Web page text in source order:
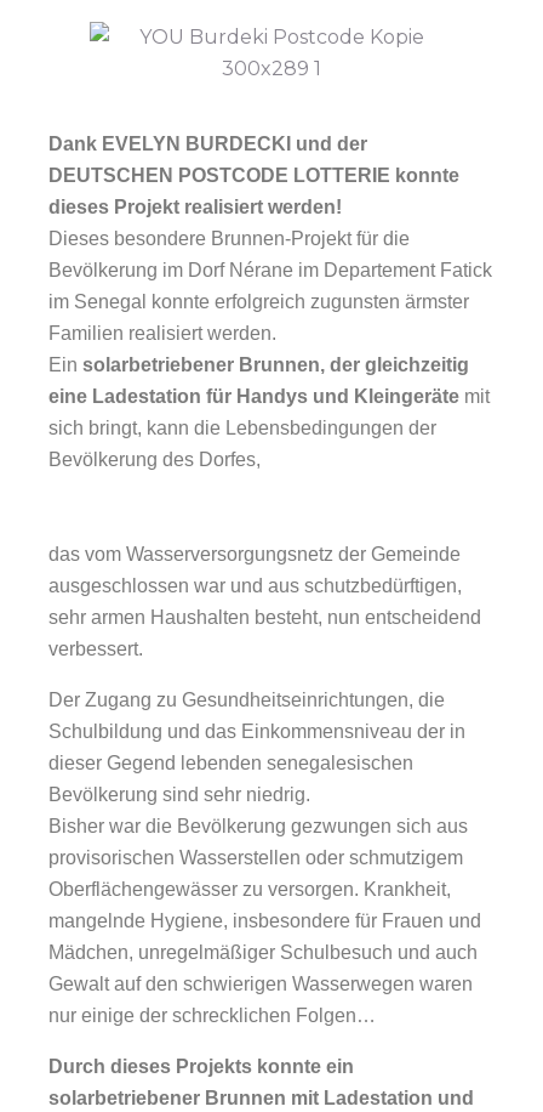
Dank EVELYN BURDECKI und der
DEUTSCHEN POSTCODE LOTTERIE konnte
dieses Projekt realisiert werden!
Dieses besondere Brunnen-Projekt für die
Bevölkerung im Dorf Nérane im Departement Fatick
im Senegal konnte erfolgreich zugunsten ärmster
Familien realisiert werden.
Ein solarbetriebener Brunnen, der gleichzeitig
eine Ladestation für Handys und Kleingeräte mit
sich bringt, kann die Lebensbedingungen der
Bevölkerung des Dorfes,
das vom Wasserversorgungsnetz der Gemeinde
ausgeschlossen war und aus schutzbedürftigen,
sehr armen Haushalten besteht, nun entscheidend
verbessert.
Der Zugang zu Gesundheitseinrichtungen, die
Schulbildung und das Einkommensniveau der in
dieser Gegend lebenden senegalesischen
Bevölkerung sind sehr niedrig.
Bisher war die Bevölkerung gezwungen sich aus
provisorischen Wasserstellen oder schmutzigem
Oberflächengewässer zu versorgen. Krankheit,
mangelnde Hygiene, insbesondere für Frauen und
Mädchen, unregelmäßiger Schulbesuch und auch
Gewalt auf den schwierigen Wasserwegen waren
nur einige der schrecklichen Folgen…
Durch dieses Projekts konnte ein
solarbetriebener Brunnen mit Ladestation und